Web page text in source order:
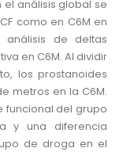
el análisis global se
como en C6M en
de deltas
en C6M. Al dividir
los prostanoides
metros en la C6M.
funcional del grupo
y una diferencia
de droga en el